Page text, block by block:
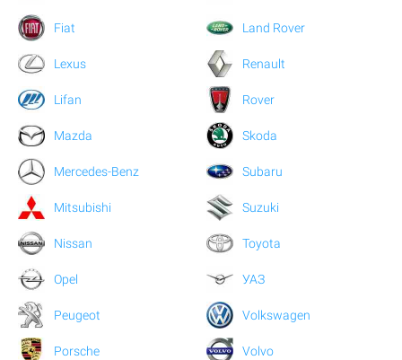
Fiat Land Rover
Lexus
Lifan
Mazda
Mercedes-Benz
Mitsubishi
Nissan
Opel
Peugeot
Porsche
Renault
Rover
Skoda
Subaru
Suzuki
Toyota
УАЗ
Volkswagen
Volvo